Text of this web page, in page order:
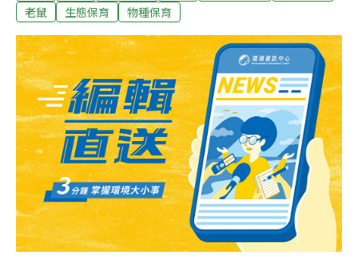
哺乳動物，因此不會有其他生物誤食滅鼠藥而中毒的疑
鳥現在成老鼠的點心。新南威爾士環境保護署研究員卡力
索說，「在這個島上保護的不只是鳥類，而是整個受老鼠
威脅的生態系統。」 大量來自島外的老鼠和兔子也吃掉島
上植物種子，卡力索說，「老鼠不斷的把所有種子都吃
光，植物無法繁殖。」專家評估，這個飛機灑滅鼠藥方法
已經有不錯成效，只要成功消滅島上老鼠，整座島的生態
系統將恢復平衡。
老鼠
生態保育 物種保育